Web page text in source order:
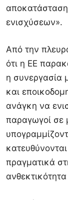
ενισχύσεων».
Από την
ότι η ΕΕ
η συνεργασία
και
ανάγκη να
παραγωγοί σε
πραγματικά